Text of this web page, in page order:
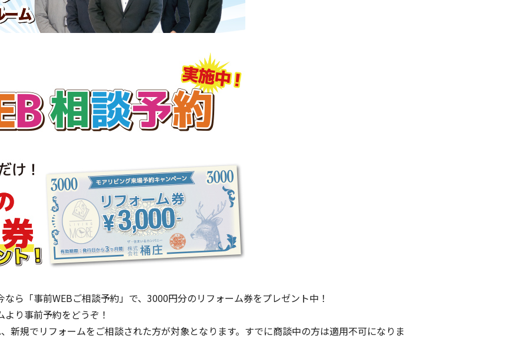
ら「事前WEBご相談予約」で、3000円分のリフォーム券をプレゼント中！
り事前予約をどうぞ！
新規でリフォームをご相談された方が対象となります。すでに商談中の方は適用不可になりま